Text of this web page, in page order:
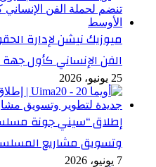
ميوزيك نيشن لإدارة
الفن الإنساني كأول
25 يونيو، 2026
إطلاق “سيني جونة
وتسويق مشاريع
7 يونيو، 2026